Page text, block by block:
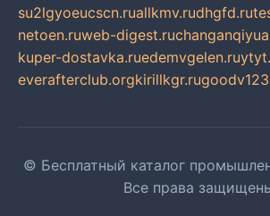
su2lgyoeucscn.ruallkmv.rudhgfd.ru
netoen.ruweb-digest.ru
kuper-dostavka.ruedemvgelen.ru
everafterclub.orgkirillkgr.ru
© Бесплатный каталог
Все права